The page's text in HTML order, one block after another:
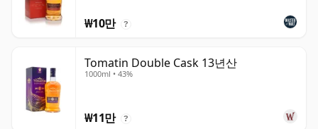
₩10만 ?
Tomatin Double Cask 13년산
1000ml • 43%
₩11만 ?